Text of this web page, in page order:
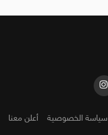
سياسة الخصوصية أعلن معنا